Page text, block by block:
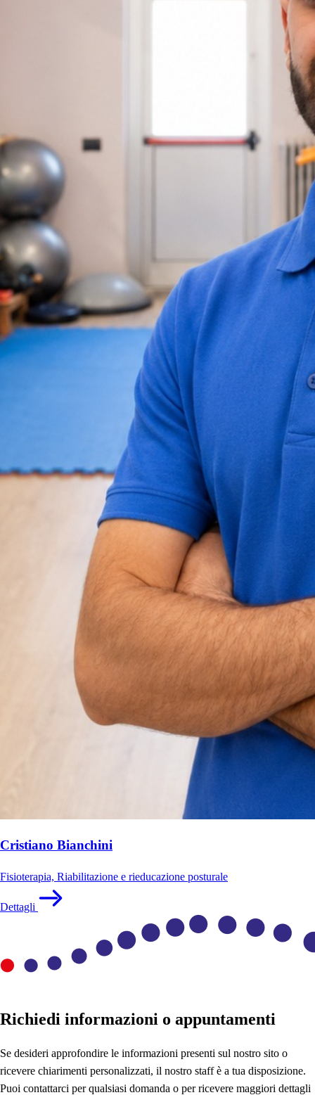
Cristiano Bianchini
Fisioterapia, Riabilitazione e rieducazione posturale
Dettagli
Richiedi informazioni o appuntamenti
Se desideri approfondire le informazioni presenti sul nostro sito o
ricevere chiarimenti personalizzati, il nostro staff è a tua disposizione.
Puoi contattarci per qualsiasi domanda o per ricevere maggiori dettagli